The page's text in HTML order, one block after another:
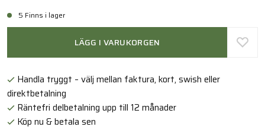
5 Finns i lager
LÄGG I VARUKORGEN
Handla tryggt – välj mellan faktura, kort, swish eller
direktbetalning
Räntefri delbetalning upp till 12 månader
Köp nu & betala sen